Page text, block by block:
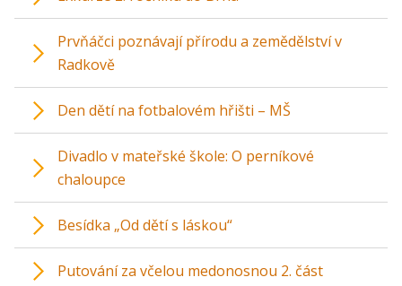
Prvňáčci poznávají přírodu a zemědělství v
Radkově
Den dětí na fotbalovém hřišti – MŠ
Divadlo v mateřské škole: O perníkové
chaloupce
Besídka „Od dětí s láskou“
Putování za včelou medonosnou 2. část